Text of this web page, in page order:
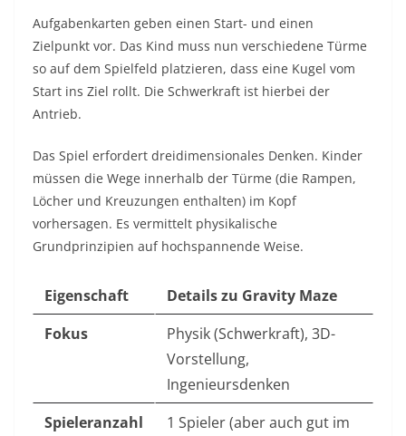
Aufgabenkarten geben einen Start- und einen
Zielpunkt vor. Das Kind muss nun verschiedene Türme
so auf dem Spielfeld platzieren, dass eine Kugel vom
Start ins Ziel rollt. Die Schwerkraft ist hierbei der
Antrieb.
Das Spiel erfordert dreidimensionales Denken. Kinder
müssen die Wege innerhalb der Türme (die Rampen,
Löcher und Kreuzungen enthalten) im Kopf
vorhersagen. Es vermittelt physikalische
Grundprinzipien auf hochspannende Weise.
Eigenschaft
Details zu Gravity Maze
Fokus
Physik (Schwerkraft), 3D-
Vorstellung,
Ingenieursdenken
Spieleranzahl
1 Spieler (aber auch gut im